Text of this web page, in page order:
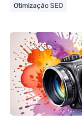
Otimização SEO